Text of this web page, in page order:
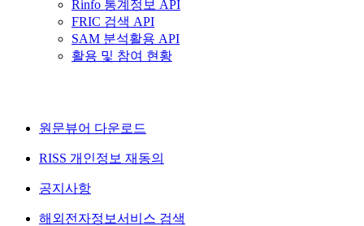
Rinfo 통계정보 API
FRIC 검색 API
SAM 분석활용 API
활용 및 참여 현황
원문뷰어 다운로드
RISS 개인정보 재동의
공지사항
해외전자정보서비스 검색